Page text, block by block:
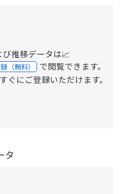
推移データは📈
（無料） で閲覧できます。
ぐにご登録いただけます。
タ